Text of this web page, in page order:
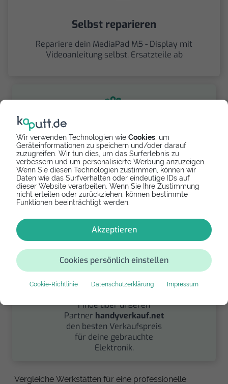
Wir verwenden Technologien wie Cookies , um
Geräteinformationen zu speichern und/oder darauf
zuzugreifen. Wir tun dies, um das Surferlebnis zu
verbessern und um personalisierte Werbung anzuzeigen.
Wenn Sie diesen Technologien zustimmen, können wir
Daten wie das Surfverhalten oder eindeutige IDs auf
dieser Website verarbeiten. Wenn Sie Ihre Zustimmung
nicht erteilen oder zurückziehen, können bestimmte
Funktionen beeinträchtigt werden.
Akzeptieren
Cookies persönlich einstellen
Cookie-Richtlinie Datenschutzerklärung Impressum
Selbst reparieren
Repariere dein MediaPad M5 - Display mit
Videoanleitung selbst. Ersatzteile ab
Spenden
Spende Dein Gerät über
handysfuerdieumwelt.de
für einen guten Zweck.
Verkaufen
Finde über unseren
Partner handyverkauf.net
den besten Verkaufspreis
für deine gebrauchte
Elektronik.
Vergleiche Werkstätten für eine professionelle